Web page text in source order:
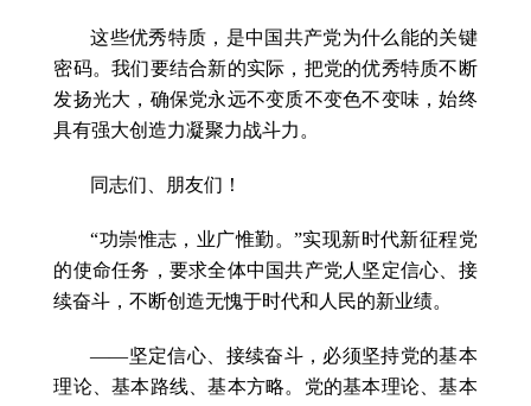
这些优秀特质，是中国共产党为什么能的关键
密码。我们要结合新的实际，把党的优秀特质不断
发扬光大，确保党永远不变质不变色不变味，始终
具有强大创造力凝聚力战斗力。
同志们、朋友们！
“功崇惟志，业广惟勤。”实现新时代新征程党
的使命任务，要求全体中国共产党人坚定信心、接
续奋斗，不断创造无愧于时代和人民的新业绩。
——坚定信心、接续奋斗，必须坚持党的基本
理论、基本路线、基本方略。党的基本理论、基本